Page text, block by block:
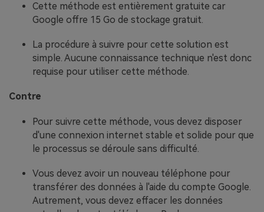
Cette méthode est entièrement gratuite car
Google offre 15 Go de stockage gratuit.
La procédure à suivre pour cette solution est
simple. Aucune connaissance technique n'est donc
requise pour utiliser cette méthode.
Contre
Pour suivre cette méthode, vous devez disposer
d'une connexion internet stable et solide pour que
le processus se déroule sans difficulté.
Vous devez avoir un nouveau téléphone pour
transférer des données à l'aide du compte Google.
Autrement, vous devez effacer les données